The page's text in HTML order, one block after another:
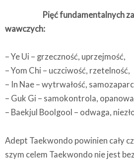
Pięć fundamentalnych
wawczych:
– Ye Ui – grzeczność, uprzejmość,
– Yom Chi – uczciwość, rzetelność,
– In Nae – wytrwałość,
– Guk Gi – samokontrola,
– Baekjul Boolgool – odwaga,
Adept Taekwondo powinien cały
szym celem Taekwondo nie jest